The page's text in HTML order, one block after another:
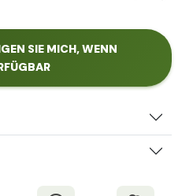
SIE MICH, WENN